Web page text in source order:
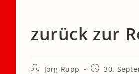
zurück zur
Beitrags-
Jörg Rupp
Beitrag
30.